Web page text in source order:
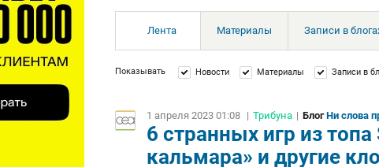
Лента Материалы Записи в
Показывать Новости Материалы Записи в
1 апреля 2023 01:08 | Трибуна | Блог Ни слова
6 странных игр из
кальмара» и другие